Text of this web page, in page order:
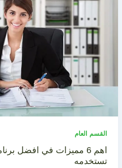
القسم العام
اهم 6 مميزات في افضل
تستخدمه